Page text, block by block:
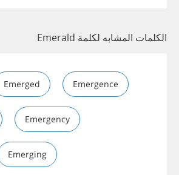
الكلمات المشابه لكلمة Emerald
Emerged Emergence
Emergency
Emerging